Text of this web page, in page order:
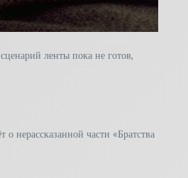
ленты пока не готов,
нерассказанной части «Братства